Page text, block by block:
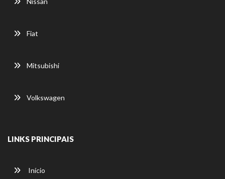
Fiat
Mitsubishi
Volkswagen
LINKS PRINCIPAIS
Início